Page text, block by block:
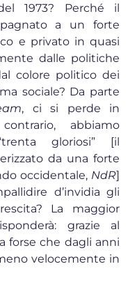
1973? Perché il
a un forte
e privato in quasi
dalle politiche
colore politico dei
sociale? Da parte
, ci si perde in
abbiamo
gloriosi” [il
da una forte
occidentale, NdR]
d’invidia gli
La maggior
grazie al
forse che dagli anni
velocemente in